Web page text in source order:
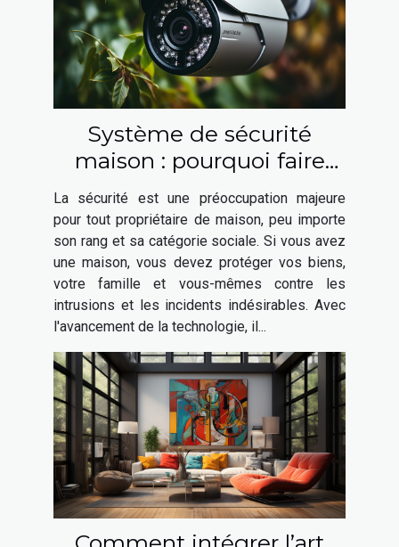
Système de sécurité
maison : pourquoi faire
appel à un expert en
sécurité ?
La sécurité est une préoccupation majeure
pour tout propriétaire de maison, peu importe
son rang et sa catégorie sociale. Si vous avez
une maison, vous devez protéger vos biens,
votre famille et vous-mêmes contre les
intrusions et les incidents indésirables. Avec
l'avancement de la technologie, il...